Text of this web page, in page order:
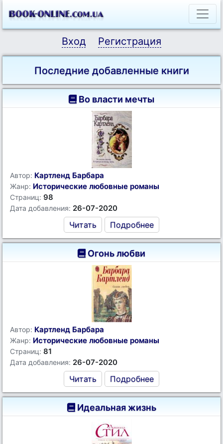
Вход Регистрация
Последние добавленные книги
Во власти мечты
Автор: Картленд Барбара
Жанр: Исторические любовные романы
Страниц: 98
Дата добавления: 26-07-2020
Читать Подробнее
Огонь любви
Автор: Картленд Барбара
Жанр: Исторические любовные романы
Страниц: 81
Дата добавления: 26-07-2020
Читать Подробнее
Идеальная жизнь